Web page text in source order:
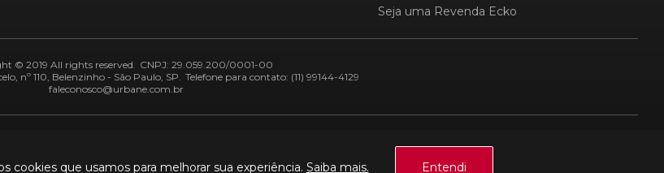
cookies que usamos para melhorar sua experiência. Saiba mais. Entendi
Seja uma Revenda Ecko
© 2019 All rights reserved. CNPJ: 29.059.200/0001-00
nº 110, Belenzinho - São Paulo, SP. Telefone para contato: (11) 99144-4129
faleconosco@urbane.com.br